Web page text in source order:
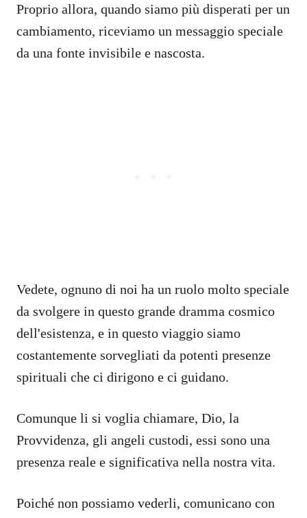
Proprio allora, quando siamo più disperati per un
cambiamento, riceviamo un messaggio speciale
da una fonte invisibile e nascosta.
Vedete, ognuno di noi ha un ruolo molto speciale
da svolgere in questo grande dramma cosmico
dell'esistenza, e in questo viaggio siamo
costantemente sorvegliati da potenti presenze
spirituali che ci dirigono e ci guidano.
Comunque li si voglia chiamare, Dio, la
Provvidenza, gli angeli custodi, essi sono una
presenza reale e significativa nella nostra vita.
Poiché non possiamo vederli, comunicano con